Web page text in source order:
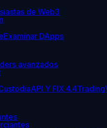
de Web3
Examinar DApps
avanzados
API Y FIX 4.4